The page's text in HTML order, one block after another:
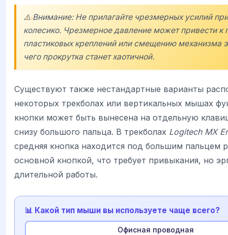
⚠️ Внимание: Не прилагайте чрезмерных усилий
колесико. Чрезмерное давление может привести к
пластиковых креплений или смещению механизма
чего прокрутка станет хаотичной.
Существуют также нестандартные варианты
некоторых трекболах или вертикальных мышах
кнопки может быть вынесена на отдельную
снизу большого пальца. В трекболах Logitech MX
средняя кнопка находится под большим пальцем
основной кнопкой, что требует привыкания, но
длительной работы.
📊 Какой тип мыши вы используете чаще всего?
Офисная проводная